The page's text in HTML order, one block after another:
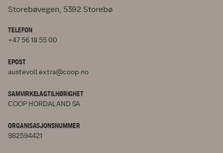
Storebøvegen, 5392 Storebø
TELEFON
+47 56 18 55 00
EPOST
austevoll.extra@coop.no
SAMVIRKELAGTILHØRIGHET
COOP HORDALAND SA
ORGANISASJONSNUMMER
982594421